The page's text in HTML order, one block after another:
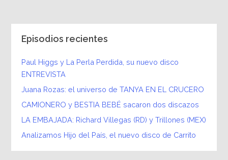
Episodios recientes
Paul Higgs y La Perla Perdida, su nuevo disco
ENTREVISTA
Juana Rozas: el universo de TANYA EN EL CRUCERO
CAMIONERO y BESTIA BEBÉ sacaron dos discazos
LA EMBAJADA: Richard Villegas (RD) y Trillones (MEX)
Analizamos Hijo del País, el nuevo disco de Carrito